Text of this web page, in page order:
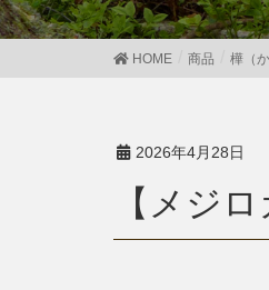
HOME 商品 樺（か
2026年4月28日
【メ